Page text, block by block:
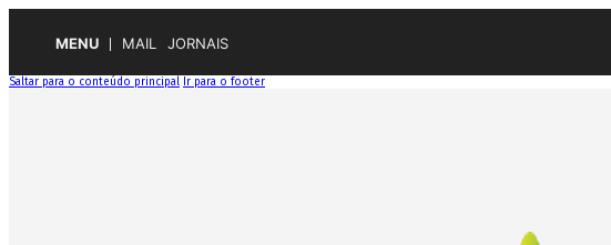
MENU MAIL JORNAIS
Saltar para o conteúdo principal Ir para o footer